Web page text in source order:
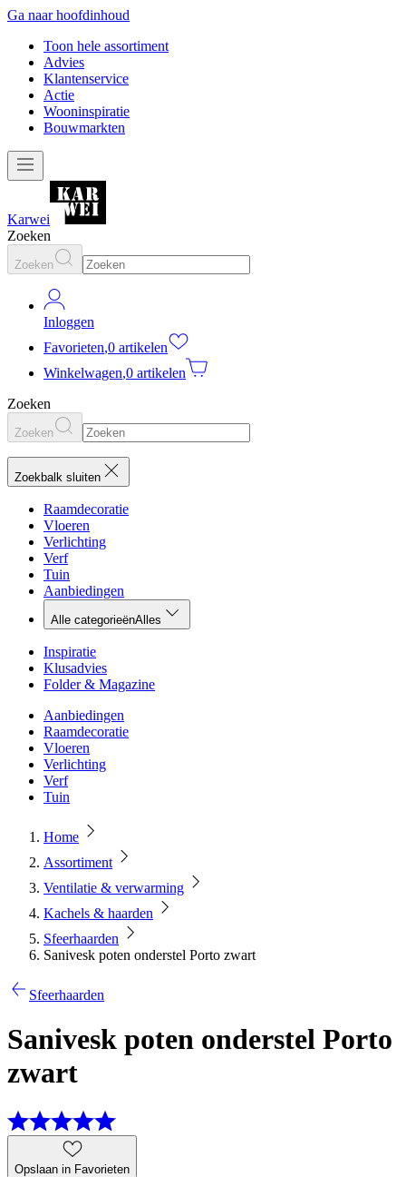
Ga naar hoofdinhoud
Toon hele assortiment
Advies
Klantenservice
Actie
Wooninspiratie
Bouwmarkten
Karwei
Zoeken
Zoeken
Inloggen
Favorieten,0 artikelen
Winkelwagen,0 artikelen
Zoeken
Zoeken
Zoekbalk sluiten
Raamdecoratie
Vloeren
Verlichting
Verf
Tuin
Aanbiedingen
Alle categorieënAlles
Inspiratie
Klusadvies
Folder & Magazine
Aanbiedingen
Raamdecoratie
Vloeren
Verlichting
Verf
Tuin
Home
Assortiment
Ventilatie & verwarming
Kachels & haarden
Sfeerhaarden
Sanivesk poten onderstel Porto zwart
Sfeerhaarden
Sanivesk poten onderstel Porto
zwart
Opslaan in Favorieten